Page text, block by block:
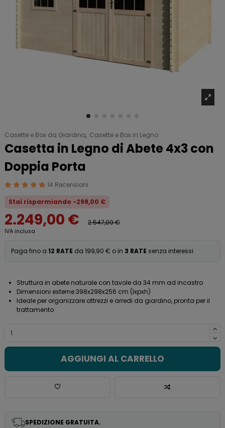
Casette e Box da Giardino, Casette e Box in Legno
Casetta in Legno di Abete 4x3 con
Doppia Porta
14 Recensioni
Stai risparmiando -298,00 €
2.249,00 € 2.547,00 €
IVA inclusa
Paga fino a 12 RATE da 199,90 € o in 3 RATE senza interessi
Struttura in abete naturale con tavole da 34 mm ad incastro
Dimensioni esterne 398x298x256 cm (lxpxh)
Ideale per organizzare attrezzi e arredi da giardino, pronta per il
trattamento
AGGIUNGI AL CARRELLO
SPEDIZIONE GRATUITA.